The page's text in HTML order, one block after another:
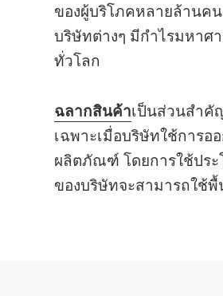
ของผู้บริโภคหลายล้านคน
บริษัทต่างๆ มีกำไรมหา
ทั่วโลก
ฉลากสินค้าเป็นส่วนสำคั
เฉพาะเมื่อบริษัทใช้การ
ผลิตภัณฑ์ โดยการใช้ปร
ของบริษัทจะสามารถใช้